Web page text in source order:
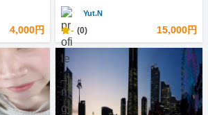
4,000円
Yut.N
- (0) 15,000円